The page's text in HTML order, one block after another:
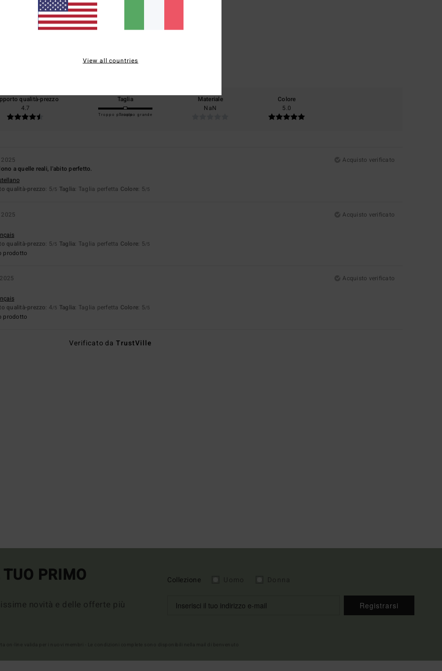
Punteggio medio
5.0 /5
3 recensioni verificatedal dicembre 2025
qualità-prezzo
4.7
Taglia
Troppo piccoloTroppo grande
Materiale
NaN
Colore
5.0
Acquisto verificato
a quelle reali, l'abito perfetto.
qualità-prezzo: 5/5 Taglia: Taglia perfetta Colore: 5/5
Acquisto verificato
qualità-prezzo: 5/5 Taglia: Taglia perfetta Colore: 5/5
prodotto
Acquisto verificato
qualità-prezzo: 4/5 Taglia: Taglia perfetta Colore: 5/5
prodotto
Verificato daTrustVille
PRIMO
novità e delle offerte più
Collezione
Registrarsi
View all countries